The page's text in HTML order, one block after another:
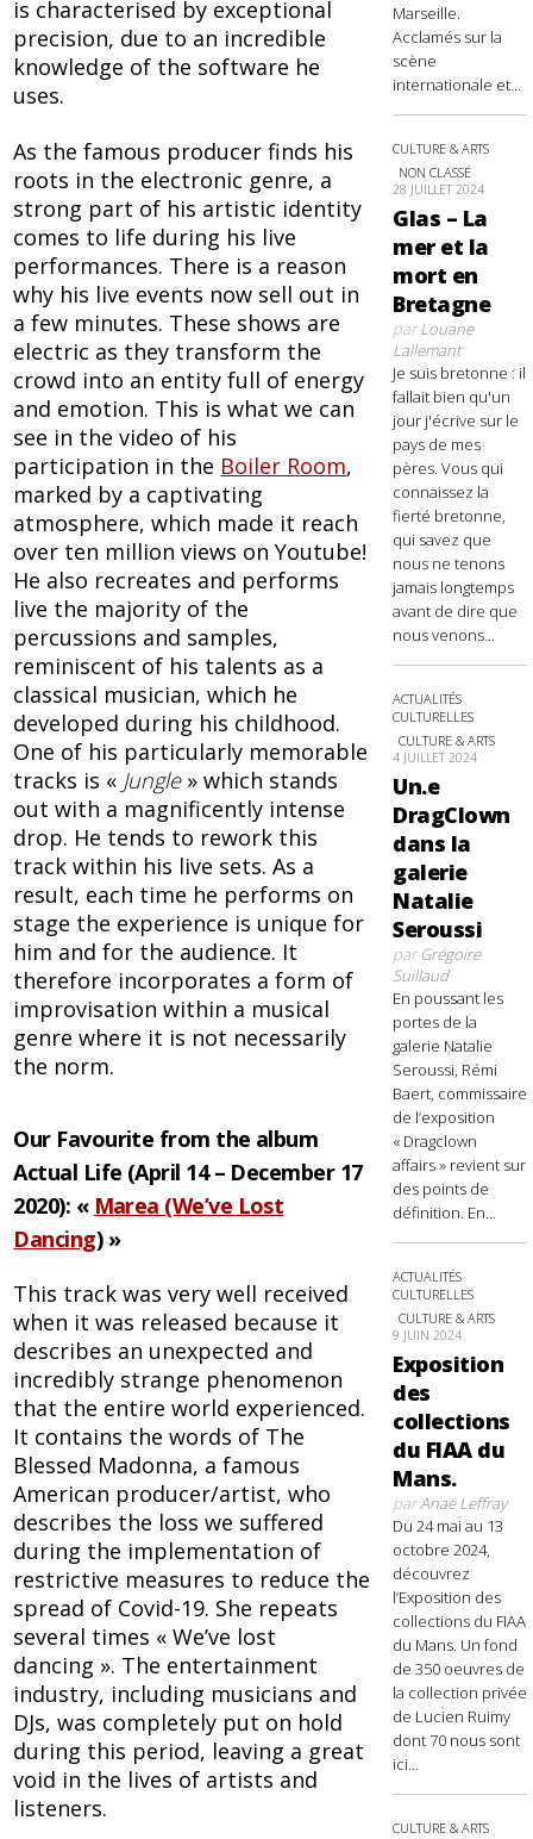
is characterised by exceptional
precision, due to an incredible
knowledge of the software he
uses.
As the famous producer finds his
roots in the electronic genre, a
strong part of his artistic identity
comes to life during his live
performances. There is a reason
why his live events now sell out in
a few minutes. These shows are
electric as they transform the
crowd into an entity full of energy
and emotion. This is what we can
see in the video of his
participation in the Boiler Room,
marked by a captivating
atmosphere, which made it reach
over ten million views on Youtube!
He also recreates and performs
live the majority of the
percussions and samples,
reminiscent of his talents as a
classical musician, which he
developed during his childhood.
One of his particularly memorable
tracks is « Jungle» which stands
out with a magnificently intense
drop. He tends to rework this
track within his live sets. As a
result, each time he performs on
stage the experience is unique for
him and for the audience. It
therefore incorporates a form of
improvisation within a musical
genre where it is not necessarily
the norm.
Our Favourite from the album
Actual Life (April 14 – December 17
2020): « Marea (We’ve Lost
Dancing) »
This track was very well received
when it was released because it
describes an unexpected and
incredibly strange phenomenon
that the entire world experienced.
It contains the words of The
Blessed Madonna, a famous
American producer/artist, who
describes the loss we suffered
during the implementation of
restrictive measures to reduce the
spread of Covid-19. She repeats
several times « We’ve lost
dancing ». The entertainment
industry, including musicians and
DJs, was completely put on hold
during this period, leaving a great
void in the lives of artists and
listeners.
Marseille.
Acclamés sur la
scène
internationale et...
CULTURE & ARTS
NON CLASSÉ
28 JUILLET 2024
Glas – La
mer et la
mort en
Bretagne
parLouane
Lallemant
Je suis bretonne : il
fallait bien qu'un
jour j'écrive sur le
pays de mes
pères. Vous qui
connaissez la
fierté bretonne,
qui savez que
nous ne tenons
jamais longtemps
avant de dire que
nous venons...
ACTUALITÉS
CULTURELLES
CULTURE & ARTS
4 JUILLET 2024
Un.e
DragClown
dans la
galerie
Natalie
Seroussi
parGrégoire
Suillaud
En poussant les
portes de la
galerie Natalie
Seroussi, Rémi
Baert, commissaire
de l’exposition
« Dragclown
affairs » revient sur
des points de
définition. En...
ACTUALITÉS
CULTURELLES
CULTURE & ARTS
9 JUIN 2024
Exposition
des
collections
du FIAA du
Mans.
parAnaë Leffray
Du 24 mai au 13
octobre 2024,
découvrez
l’Exposition des
collections du FIAA
du Mans. Un fond
de 350 oeuvres de
la collection privée
de Lucien Ruimy
dont 70 nous sont
ici...
CULTURE & ARTS